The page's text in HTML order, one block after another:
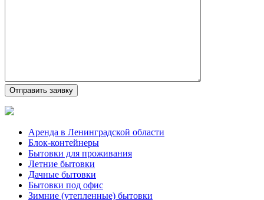
Аренда в Ленинградской области
Блок-контейнеры
Бытовки для проживания
Летние бытовки
Дачные бытовки
Бытовки под офис
Зимние (утепленные) бытовки